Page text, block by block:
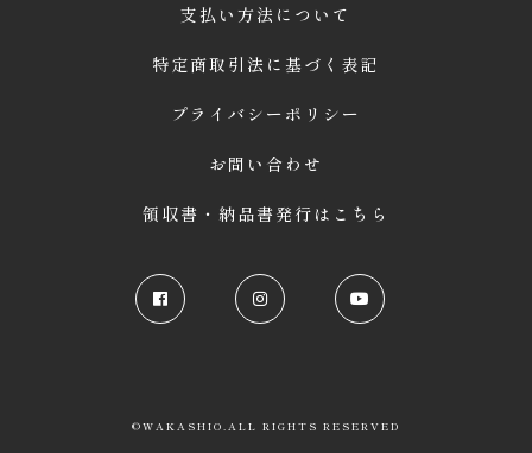
支払い方法について
特定商取引法に基づく表記
プライバシーポリシー
お問い合わせ
領収書・納品書発行はこちら
©WAKASHIO.ALL RIGHTS RESERVED